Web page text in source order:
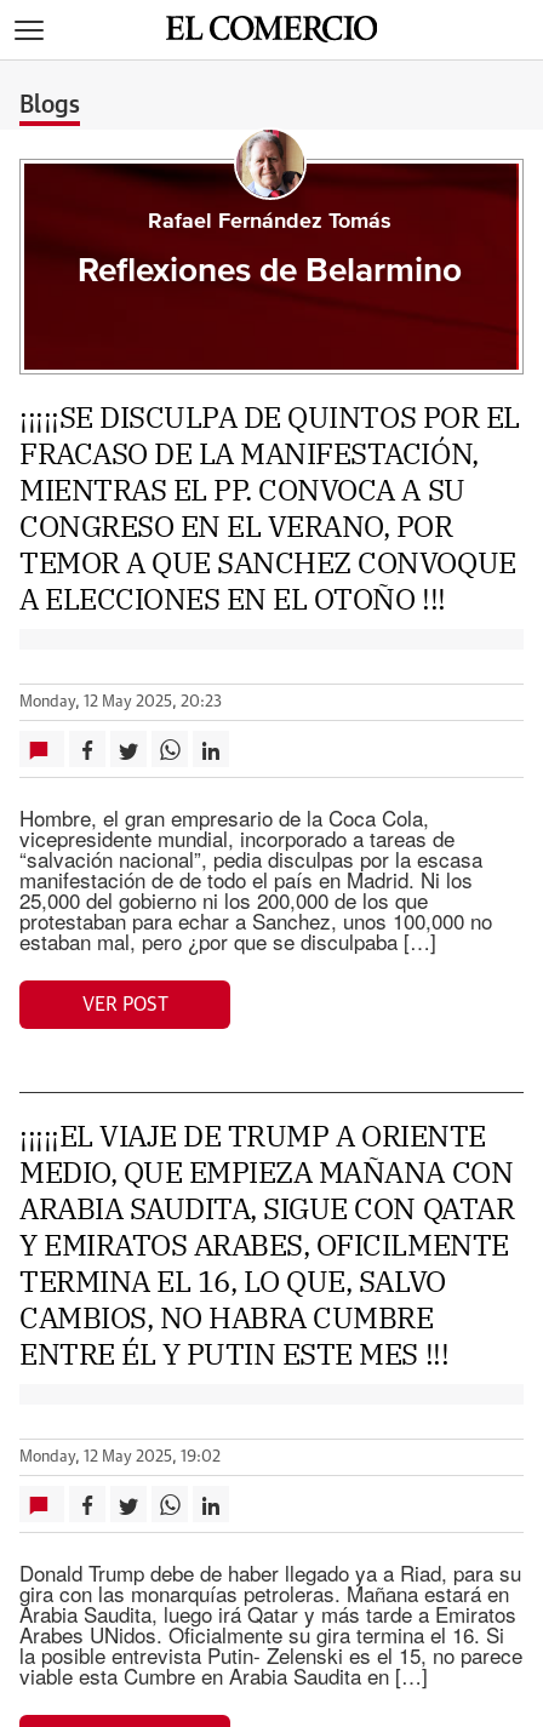
Blogs
Rafael Fernández Tomás
Reflexiones de Belarmino
¡¡¡¡¡SE DISCULPA DE QUINTOS POR EL
FRACASO DE LA MANIFESTACIÓN,
MIENTRAS EL PP. CONVOCA A SU
CONGRESO EN EL VERANO, POR
TEMOR A QUE SANCHEZ CONVOQUE
A ELECCIONES EN EL OTOÑO !!!
Monday, 12 May 2025, 20:23
Hombre, el gran empresario de la Coca Cola,
vicepresidente mundial, incorporado a tareas de
“salvación nacional”, pedia disculpas por la escasa
manifestación de de todo el país en Madrid. Ni los
25,000 del gobierno ni los 200,000 de los que
protestaban para echar a Sanchez, unos 100,000 no
estaban mal, pero ¿por que se disculpaba […]
VER POST
¡¡¡¡¡EL VIAJE DE TRUMP A ORIENTE
MEDIO, QUE EMPIEZA MAÑANA CON
ARABIA SAUDITA, SIGUE CON QATAR
Y EMIRATOS ARABES, OFICILMENTE
TERMINA EL 16, LO QUE, SALVO
CAMBIOS, NO HABRA CUMBRE
ENTRE ÉL Y PUTIN ESTE MES !!!
Monday, 12 May 2025, 19:02
Donald Trump debe de haber llegado ya a Riad, para su
gira con las monarquías petroleras. Mañana estará en
Arabia Saudita, luego irá Qatar y más tarde a Emiratos
Arabes UNidos. Oficialmente su gira termina el 16. Si
la posible entrevista Putin- Zelenski es el 15, no parece
viable esta Cumbre en Arabia Saudita en […]